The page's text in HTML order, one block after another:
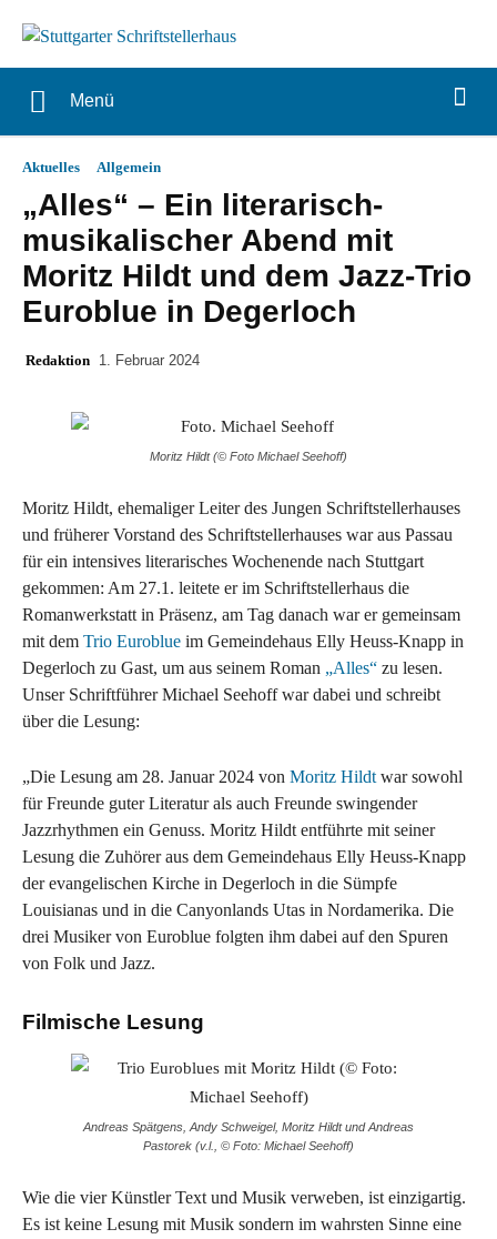
Menü
Aktuelles Allgemein
„Alles“ – Ein literarisch-
musikalischer Abend mit
Moritz Hildt und dem Jazz-Trio
Euroblue in Degerloch
Redaktion 1. Februar 2024
Moritz Hildt (© Foto Michael Seehoff)
Moritz Hildt, ehemaliger Leiter des Jungen Schriftstellerhauses
und früherer Vorstand des Schriftstellerhauses war aus Passau
für ein intensives literarisches Wochenende nach Stuttgart
gekommen: Am 27.1. leitete er im Schriftstellerhaus die
Romanwerkstatt in Präsenz, am Tag danach war er gemeinsam
mit dem Trio Euroblue im Gemeindehaus Elly Heuss-Knapp in
Degerloch zu Gast, um aus seinem Roman „Alles“ zu lesen.
Unser Schriftführer Michael Seehoff war dabei und schreibt
über die Lesung:
„Die Lesung am 28. Januar 2024 von Moritz Hildt war sowohl
für Freunde guter Literatur als auch Freunde swingender
Jazzrhythmen ein Genuss. Moritz Hildt entführte mit seiner
Lesung die Zuhörer aus dem Gemeindehaus Elly Heuss-Knapp
der evangelischen Kirche in Degerloch in die Sümpfe
Louisianas und in die Canyonlands Utas in Nordamerika. Die
drei Musiker von Euroblue folgten ihm dabei auf den Spuren
von Folk und Jazz.
Filmische Lesung
Andreas Spätgens, Andy Schweigel, Moritz Hildt und Andreas
Pastorek (v.l., © Foto: Michael Seehoff)
Wie die vier Künstler Text und Musik verweben, ist einzigartig.
Es ist keine Lesung mit Musik sondern im wahrsten Sinne eine